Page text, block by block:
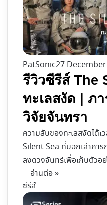
PatSonic27 December
รีวิวซีรีส์ The
ทะเลสงัด | ภ
วิจัยจันทรา
ความลับของทะเลสงัดได้เ
Silent Sea ที่บอกเล่าภา
ลงดวงจันทร์เพื่อเก็บตัวอ
อ่านต่อ »
ซีรีส์